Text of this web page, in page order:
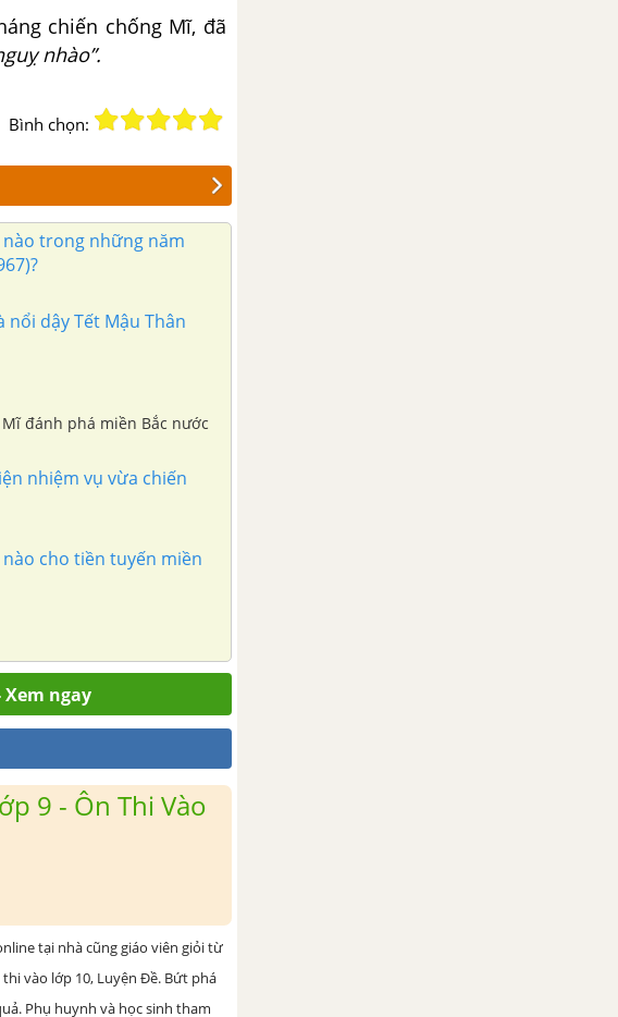
chiến chống Mĩ, đã
nhào”.
Bình chọn:
trong những năm
nổi dậy Tết Mậu Thân
đánh phá miền Bắc nước
nhiệm vụ vừa chiến
cho tiền tuyến miền
Xem ngay
9 - Ôn Thi Vào
tại nhà cũng giáo viên giỏi từ
vào lớp 10, Luyện Đề. Bứt phá
Phụ huynh và học sinh tham